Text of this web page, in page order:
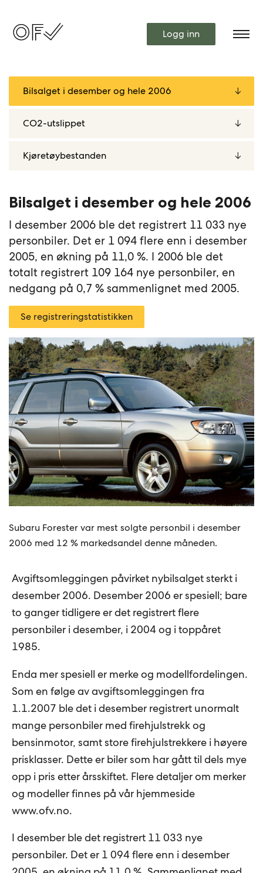
Logg inn
Bilsalget i desember og hele 2006
I desember 2006 ble det registrert 11 033 nye
personbiler. Det er 1 094 flere enn i desember
2005, en økning på 11,0 %. I 2006 ble det
totalt registrert 109 164 nye personbiler, en
nedgang på 0,7 % sammenlignet med 2005.
Se registreringstatistikken
Subaru Forester var mest solgte personbil i desember
2006 med 12 % markedsandel denne måneden.
Avgiftsomleggingen påvirket nybilsalget sterkt i
desember 2006. Desember 2006 er spesiell; bare
to ganger tidligere er det registrert flere
personbiler i desember, i 2004 og i toppåret
1985.
Enda mer spesiell er merke og modellfordelingen.
Som en følge av avgiftsomleggingen fra
1.1.2007 ble det i desember registrert unormalt
mange personbiler med firehjulstrekk og
bensinmotor, samt store firehjulstrekkere i høyere
prisklasser. Dette er biler som har gått til dels mye
opp i pris etter årsskiftet. Flere detaljer om merker
og modeller finnes på vår hjemmeside
www.ofv.no.
I desember ble det registrert 11 033 nye
personbiler. Det er 1 094 flere enn i desember